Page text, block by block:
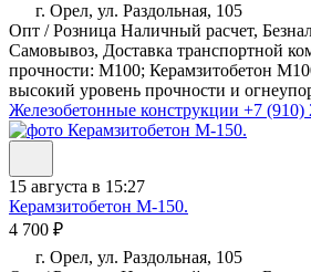
г. Орел, ул. Раздольная, 105
Опт / Розница Наличный расчет,
Самовывоз, Доставка транспортной
прочности: М100; Керамзитобетон
высокий уровень прочности и
Железобетонные конструкции +7 (910)
15 августа в 15:27
Керамзитобетон М-150.
4 700 ₽
г. Орел, ул. Раздольная, 105